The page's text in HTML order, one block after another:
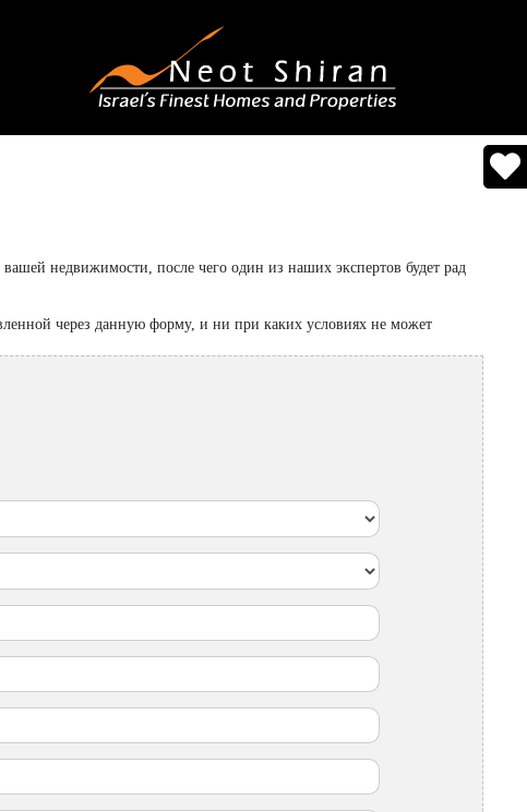
недвижимости, после чего один из наших экспертов будет рад
через данную форму, и ни при каких условиях не может